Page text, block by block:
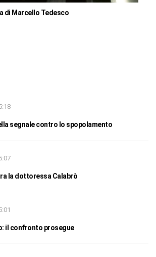
di Marcello Tedesco
segnale contro lo spopolamento
la dottoressa Calabrò
il confronto prosegue